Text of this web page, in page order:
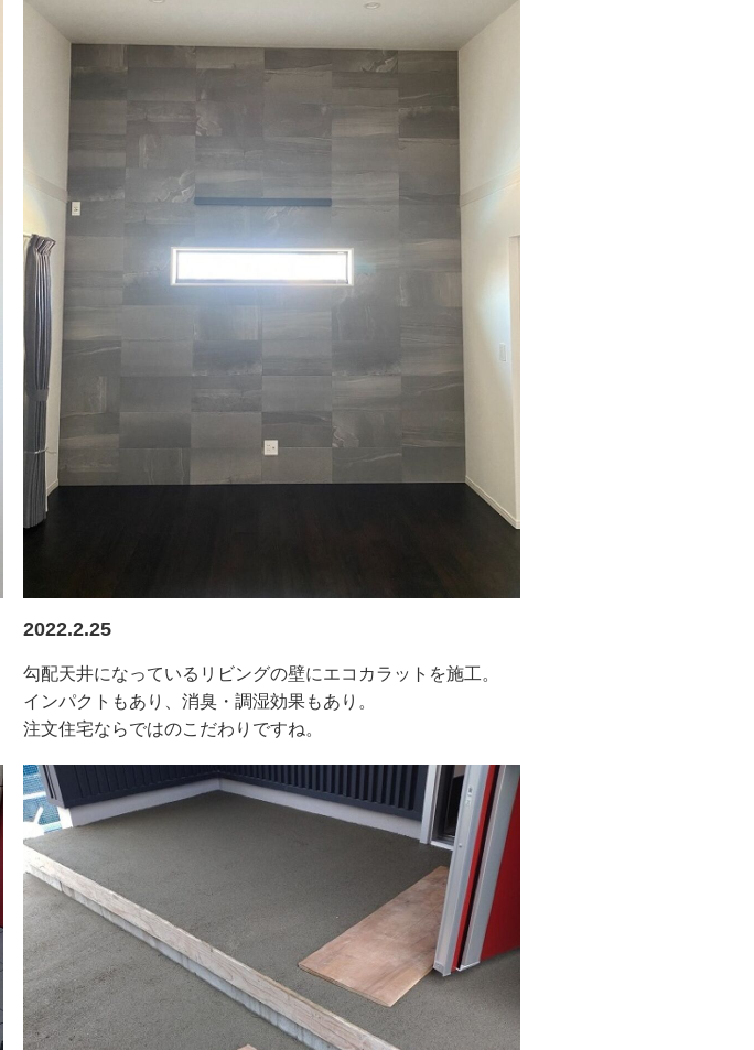
2022.2.25
勾配天井になっているリビングの壁にエコカラットを施工。
インパクトもあり、消臭・調湿効果もあり。
注文住宅ならではのこだわりですね。